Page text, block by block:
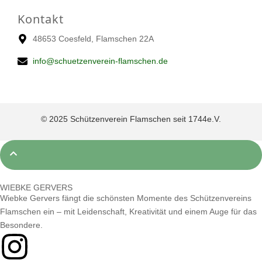
Kontakt
48653 Coesfeld, Flamschen 22A
info@schuetzenverein-flamschen.de
© 2025 Schützenverein Flamschen seit 1744e.V.
WIEBKE GERVERS
Wiebke Gervers fängt die schönsten Momente des Schützenvereins
Flamschen ein – mit Leidenschaft, Kreativität und einem Auge für das
Besondere.